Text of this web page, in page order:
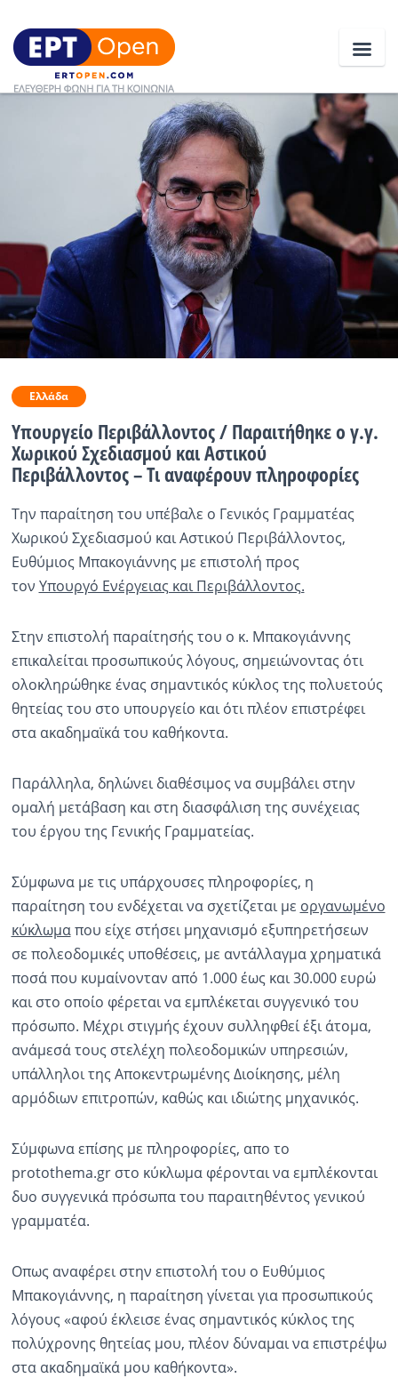
Κοινωνία
Πολιτική
Οικονομία
Αθλητικά
Ραδιόφωνο LIVE
Πολιτισμός
Ελλάδα
Υπουργείο Περιβάλλοντος / Παραιτήθηκε ο γ.γ.
Χωρικού Σχεδιασμού και Αστικού
Περιβάλλοντος – Τι αναφέρουν πληροφορίες
Tην παραίτηση του υπέβαλε ο Γενικός Γραμματέας
Χωρικού Σχεδιασμού και Αστικού Περιβάλλοντος,
Ευθύμιος Μπακογιάννης με επιστολή προς
τον Υπουργό Ενέργειας και Περιβάλλοντος.
Στην επιστολή παραίτησής του ο κ. Μπακογιάννης
επικαλείται προσωπικούς λόγους, σημειώνοντας ότι
ολοκληρώθηκε ένας σημαντικός κύκλος της πολυετούς
θητείας του στο υπουργείο και ότι πλέον επιστρέφει
στα ακαδημαϊκά του καθήκοντα.
Παράλληλα, δηλώνει διαθέσιμος να συμβάλει στην
ομαλή μετάβαση και στη διασφάλιση της συνέχειας
του έργου της Γενικής Γραμματείας.
Σύμφωνα με τις υπάρχουσες πληροφορίες, η
παραίτηση του ενδέχεται να σχετίζεται με οργανωμένο
κύκλωμαπου είχε στήσει μηχανισμό εξυπηρετήσεων
σε πολεοδομικές υποθέσεις, με αντάλλαγμα χρηματικά
ποσά που κυμαίνονταν από 1.000 έως και 30.000 ευρώ
και στο οποίο φέρεται να εμπλέκεται συγγενικό του
πρόσωπο. Μέχρι στιγμής έχουν συλληφθεί έξι άτομα,
ανάμεσά τους στελέχη πολεοδομικών υπηρεσιών,
υπάλληλοι της Αποκεντρωμένης Διοίκησης, μέλη
αρμόδιων επιτροπών, καθώς και ιδιώτης μηχανικός.
Σύμφωνα επίσης με πληροφορίες, απο το
protothema.gr στο κύκλωμα φέρονται να εμπλέκονται
δυο συγγενικά πρόσωπα του παραιτηθέντος γενικού
γραμματέα.
Οπως αναφέρει στην επιστολή του ο Ευθύμιος
Μπακογιάννης, η παραίτηση γίνεται για προσωπικούς
λόγους «αφού έκλεισε ένας σημαντικός κύκλος της
πολύχρονης θητείας μου, πλέον δύναμαι να επιστρέψω
στα ακαδημαϊκά μου καθήκοντα».